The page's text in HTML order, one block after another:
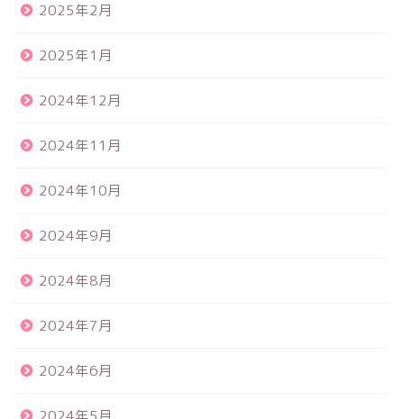
2025年2月
2025年1月
2024年12月
2024年11月
2024年10月
2024年9月
2024年8月
2024年7月
2024年6月